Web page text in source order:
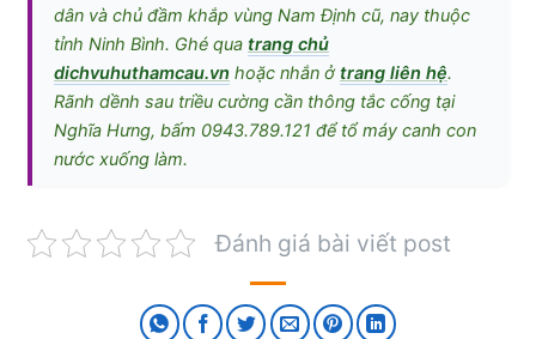
dân và chủ đầm khắp vùng Nam Định cũ, nay thuộc
tỉnh Ninh Bình. Ghé qua trang chủ
dichvuhuthamcau.vn hoặc nhắn ở trang liên hệ.
Rãnh dềnh sau triều cường cần thông tắc cống tại
Nghĩa Hưng, bấm 0943.789.121 để tổ máy canh con
nước xuống làm.
Đánh giá bài viết post